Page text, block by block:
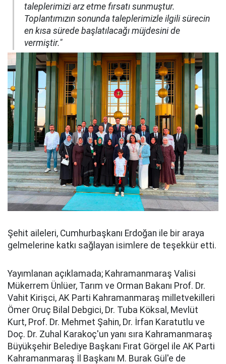
taleplerimizi arz etme fırsatı sunmuştur.
Toplantımızın sonunda taleplerimizle ilgili sürecin
en kısa sürede başlatılacağı müjdesini de
vermiştir."
Şehit aileleri, Cumhurbaşkanı Erdoğan ile bir araya
gelmelerine katkı sağlayan isimlere de teşekkür etti.
Yayımlanan açıklamada; Kahramanmaraş Valisi
Mükerrem Ünlüer, Tarım ve Orman Bakanı Prof. Dr.
Vahit Kirişci, AK Parti Kahramanmaraş milletvekilleri
Ömer Oruç Bilal Debgici, Dr. Tuba Köksal, Mevlüt
Kurt, Prof. Dr. Mehmet Şahin, Dr. İrfan Karatutlu ve
Doç. Dr. Zuhal Karakoç'un yanı sıra Kahramanmaraş
Büyükşehir Belediye Başkanı Fırat Görgel ile AK Parti
Kahramanmaraş İl Başkanı M. Burak Gül'e de